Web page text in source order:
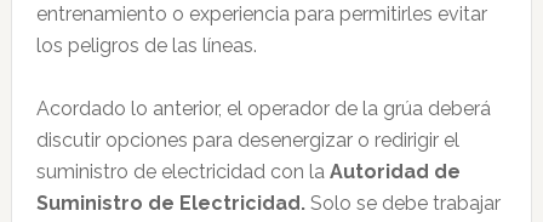
entrenamiento o experiencia para permitirles evitar
los peligros de las líneas.
Acordado lo anterior, el operador de la grúa deberá
discutir opciones para desenergizar o redirigir el
suministro de electricidad con la Autoridad de
Suministro de Electricidad.Solo se debe trabajar